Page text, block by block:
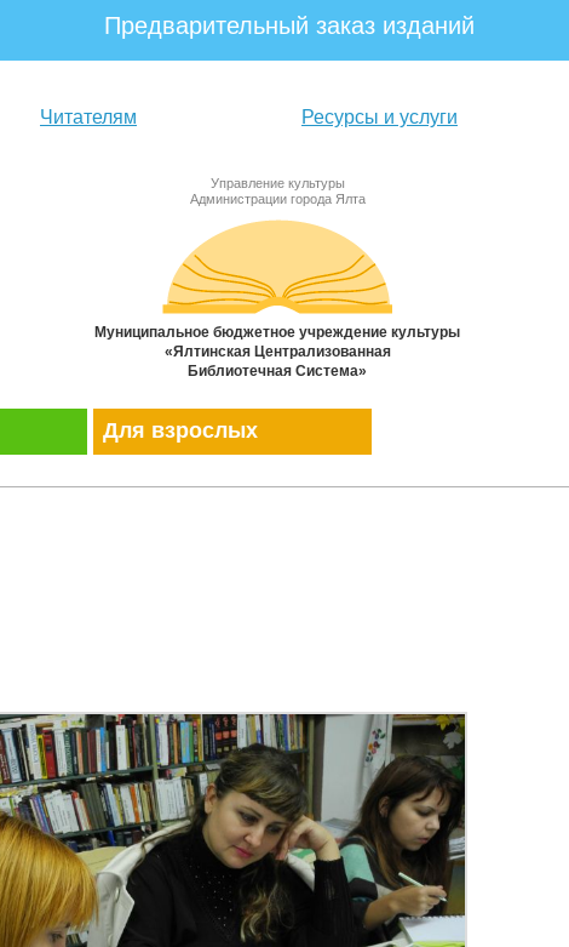
Предварительный заказ изданий
Читателям Ресурсы и услуги
Управление культуры
Администрации города Ялта
Муниципальное бюджетное учреждение культуры
«Ялтинская Централизованная
Библиотечная Система»
Для взрослых